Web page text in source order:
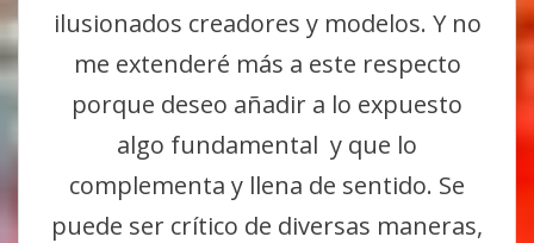
ilusionados creadores y modelos. Y no
me extenderé más a este respecto
porque deseo añadir a lo expuesto
algo fundamental y que lo
complementa y llena de sentido. Se
puede ser crítico de diversas maneras,